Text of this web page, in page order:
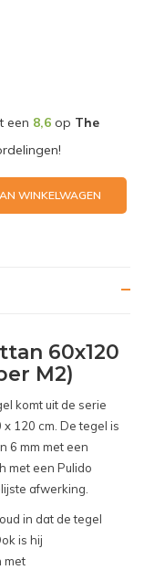
een 8,6op The
WINKELWAGEN
60x120
M2)
komt uit de serie
120 cm. De tegel is
6 mm met een
met een Pulido
afwerking.
in dat de tegel
is hij
met